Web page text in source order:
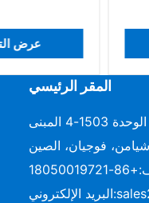
المقر الرئيسي
العنوان: الوحدة 1503-4 المبنى B دايموند كوست، رقم 96-2
فوجيان، الصين
+86-18050019721
البريد الإلكتروني: